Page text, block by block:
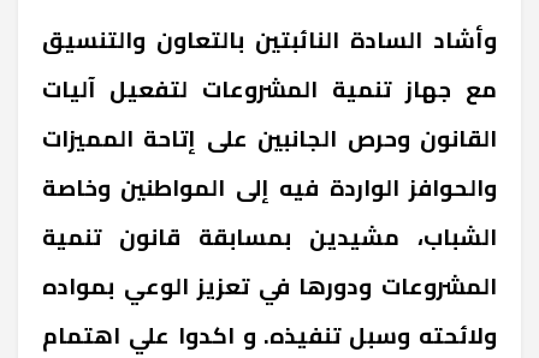
وأشاد السادة النائبتين بالتعاون والتنسيق
مع جهاز تنمية المشروعات لتفعيل آليات
القانون وحرص الجانبين على إتاحة المميزات
والحوافز الواردة فيه إلى المواطنين وخاصة
الشباب، مشيدين بمسابقة قانون تنمية
المشروعات ودورها في تعزيز الوعي بمواده
ولائحته وسبل تنفيذه. و اكدوا علي اهتمام